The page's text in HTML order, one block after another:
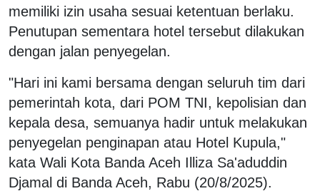
memiliki izin usaha sesuai ketentuan berlaku.
Penutupan sementara hotel tersebut dilakukan
dengan jalan penyegelan.
"Hari ini kami bersama dengan seluruh tim dari
pemerintah kota, dari POM TNI, kepolisian dan
kepala desa, semuanya hadir untuk melakukan
penyegelan penginapan atau Hotel Kupula,"
kata Wali Kota Banda Aceh Illiza Sa'aduddin
Djamal di Banda Aceh, Rabu (20/8/2025).